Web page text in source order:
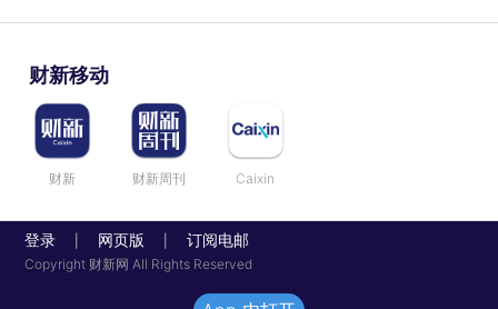
财新移动
财新 财新周刊 Caixin
登录 网页版 订阅电邮
Copyright 财新网 All Rights Reserved